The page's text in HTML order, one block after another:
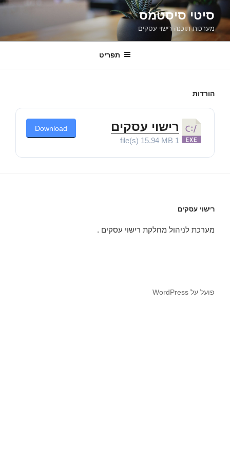
דילוג
לתוכןסיטי סיסטמס
מערכות תוכנה רישוי עסקים
תפריט
הורדות
רישוי עסקים
1 file(s)
15.94 MB
Download
רישוי עסקים
מערכת לניהול מחלקת רישוי עסקים .
פועל על WordPress